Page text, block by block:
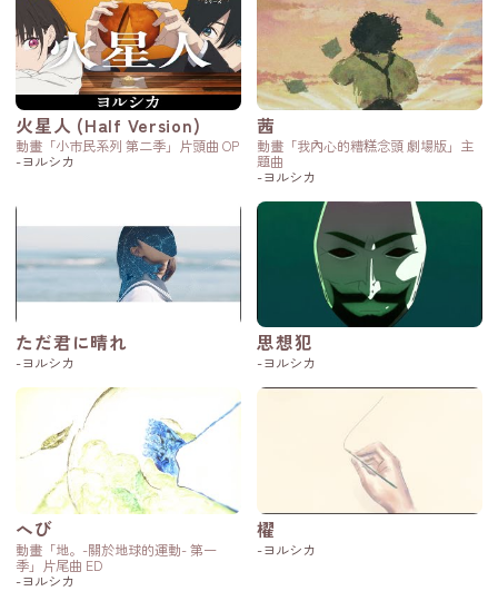
火星人 (Half Version)
動畫「小市民系列 第二季」片頭曲 OP
-ヨルシカ
茜
動畫「我內心的糟糕念頭 劇場版」主
題曲
-ヨルシカ
ただ君に晴れ
-ヨルシカ
思想犯
-ヨルシカ
へび
動畫「地。-關於地球的運動- 第一
季」片尾曲 ED
-ヨルシカ
櫂
-ヨルシカ